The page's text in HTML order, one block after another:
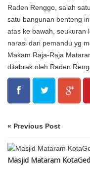
Raden Renggo, salah
satu bangunan benteng
atas ke bawah, seukuran
narasi dari pemandu yg
Makam Raja-Raja
ditabrak oleh Raden
« Previous Post
Masjid Mataram